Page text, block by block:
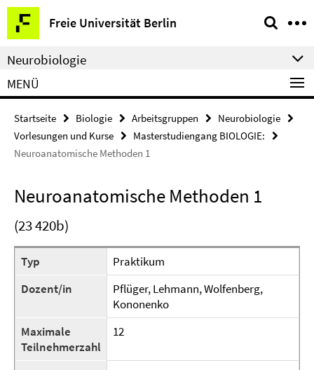
Springe
direkt
zu
Inhalt
Freie Universität Berlin
Service-
Navigation
Neurobiologie
MENÜ
Startseite Biologie Arbeitsgruppen
Neurobiologie
Vorlesungen und Kurse
Masterstudiengang BIOLOGIE:
Neuroanatomische Methoden 1
Neuroanatomische Methoden 1
(23 420b)
Typ
Praktikum
Dozent/in
Pflüger, Lehmann, Wolfenberg,
Kononenko
Maximale
Teilnehmerzahl
12